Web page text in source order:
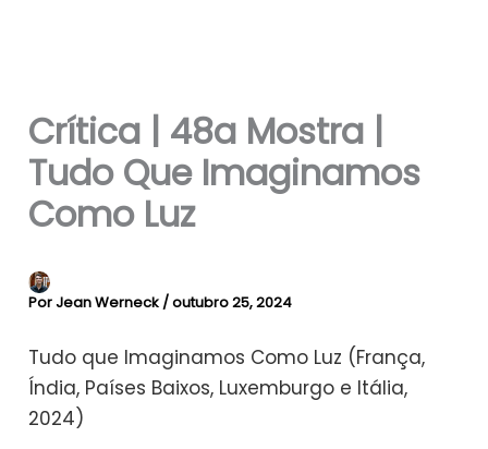
Crítica | 48a Mostra |
Tudo Que Imaginamos
Como Luz
PorJean Werneck /outubro 25, 2024
Tudo que Imaginamos Como Luz (França,
Índia, Países Baixos, Luxemburgo e Itália,
2024)